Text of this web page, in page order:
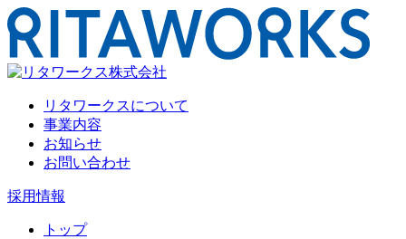
リタワークスについて
事業内容
お知らせ
お問い合わせ
採用情報
トップ